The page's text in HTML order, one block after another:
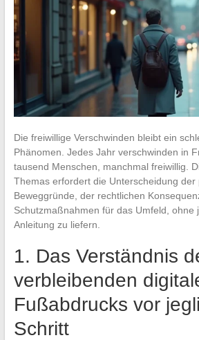
Die freiwillige Verschwinden bleibt ein
Phänomen. Jedes Jahr verschwinden in
tausend Menschen, manchmal freiwillig.
Themas erfordert die Unterscheidung der
Beweggründe, der rechtlichen
Schutzmaßnahmen für das Umfeld, ohne
Anleitung zu liefern.
1. Das Verständnis
verbleibenden
Fußabdrucks vor
Schritt